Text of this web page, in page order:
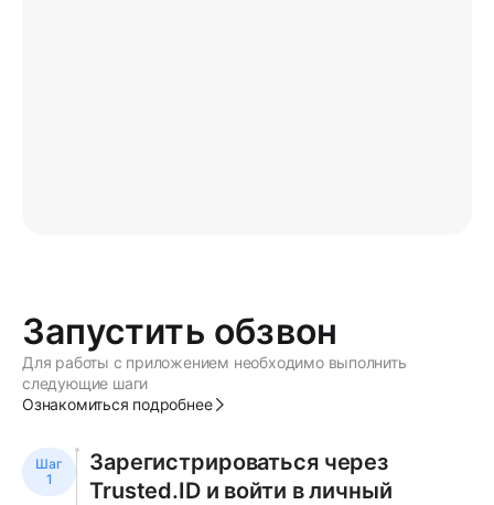
Запустить обзвон
Для работы с приложением необходимо выполнить
следующие шаги
Ознакомиться подробнее
Зарегистрироваться через
Trusted.ID и войти в личный